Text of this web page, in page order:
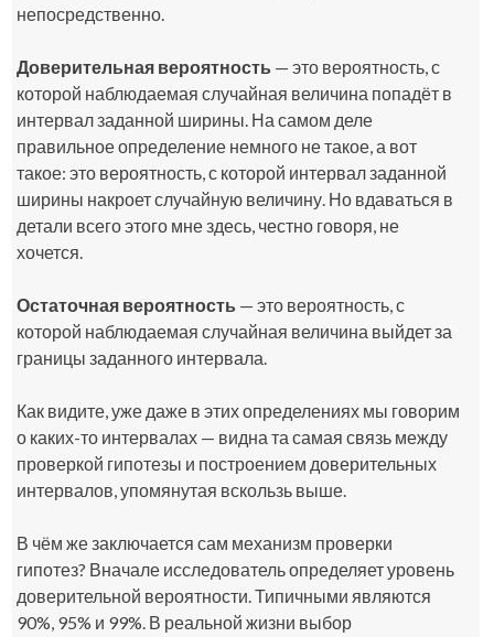
непосредственно.
Доверительная вероятность — это вероятность, с
которой наблюдаемая случайная величина попадёт в
интервал заданной ширины. На самом деле
правильное определение немного не такое, а вот
такое: это вероятность, с которой интервал заданной
ширины накроет случайную величину. Но вдаваться в
детали всего этого мне здесь, честно говоря, не
хочется.
Остаточная вероятность — это вероятность, с
которой наблюдаемая случайная величина выйдет за
границы заданного интервала.
Как видите, уже даже в этих определениях мы говорим
о каких-то интервалах — видна та самая связь между
проверкой гипотезы и построением доверительных
интервалов, упомянутая вскользь выше.
В чём же заключается сам механизм проверки
гипотез? Вначале исследователь определяет уровень
доверительной вероятности. Типичными являются
90%, 95% и 99%. В реальной жизни выбор